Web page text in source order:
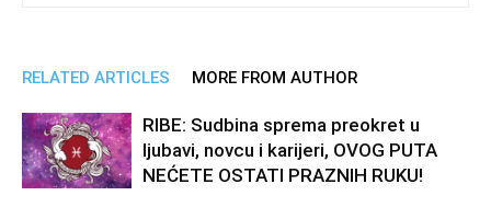
RELATED ARTICLES MORE FROM AUTHOR
RIBE: Sudbina sprema preokret u
ljubavi, novcu i karijeri, OVOG PUTA
NEĆETE OSTATI PRAZNIH RUKU!